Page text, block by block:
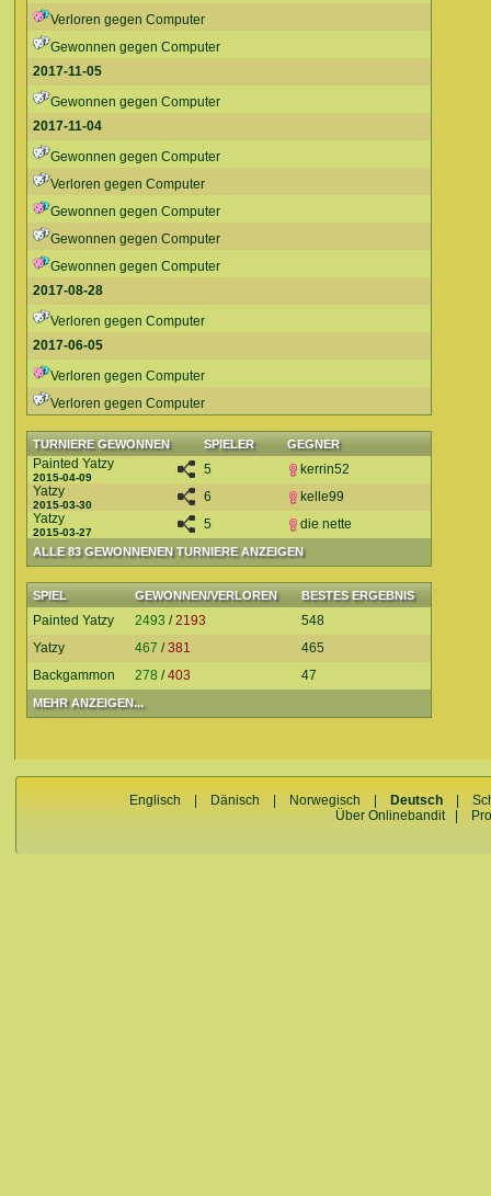
Verloren gegen Computer
Gewonnen gegen Computer
2017-11-05
Gewonnen gegen Computer
2017-11-04
Gewonnen gegen Computer
Verloren gegen Computer
Gewonnen gegen Computer
Gewonnen gegen Computer
Gewonnen gegen Computer
2017-08-28
Verloren gegen Computer
2017-06-05
Verloren gegen Computer
Verloren gegen Computer
TURNIERE GEWONNEN SPIELER GEGNER
ALLE 83 GEWONNENEN TURNIERE ANZEIGEN
Painted Yatzy
2015-04-09
5
kerrin52
Yatzy
2015-03-30
6
kelle99
Yatzy
2015-03-27
5 die nette
SPIEL GEWONNEN/VERLOREN BESTES ERGEBNIS
MEHR ANZEIGEN...
Painted Yatzy 2493 /2193
548
Yatzy
467 /381
465
Backgammon
278 /403 47
Englisch Dänisch Norwegisch Deutsch |
Über Onlinebandit|